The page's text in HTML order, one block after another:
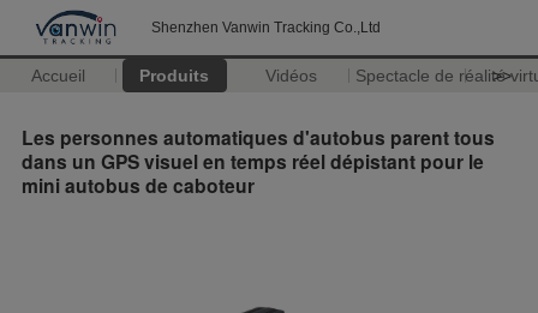
Shenzhen Vanwin Tracking Co.,Ltd
Accueil Produits Vidéos Spectacle de réalité
>>
Les personnes automatiques d'autobus parent tous
dans un GPS visuel en temps réel dépistant pour le
mini autobus de caboteur